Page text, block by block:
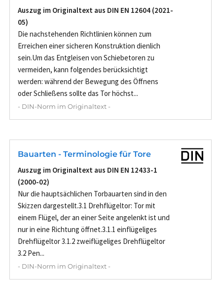
Auszug im Originaltext aus DIN EN 12604 (2021-
05)
Die nachstehenden Richtlinien können zum
Erreichen einer sicheren Konstruktion dienlich
sein.Um das Entgleisen von Schiebetoren zu
vermeiden, kann folgendes berücksichtigt
werden: während der Bewegung des Öffnens
oder Schließens sollte das Tor höchst...
- DIN-Norm im Originaltext -
Bauarten - Terminologie für Tore
Auszug im Originaltext aus DIN EN 12433-1
(2000-02)
Nur die hauptsächlichen Torbauarten sind in den
Skizzen dargestellt.3.1 Drehflügeltor: Tor mit
einem Flügel, der an einer Seite angelenkt ist und
nur in eine Richtung öffnet.3.1.1 einflügeliges
Drehflügeltor 3.1.2 zweiflügeliges Drehflügeltor
3.2 Pen...
- DIN-Norm im Originaltext -